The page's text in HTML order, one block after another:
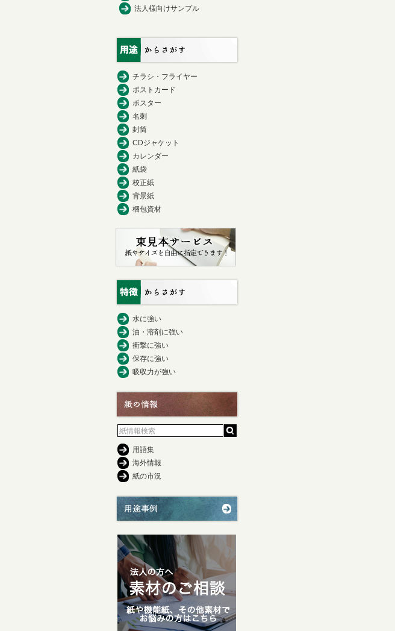
法人様向けサンプル
チラシ・フライヤー
ポストカード
ポスター
名刺
封筒
CDジャケット
カレンダー
紙袋
校正紙
背景紙
梱包資材
水に強い
油・溶剤に強い
衝撃に強い
保存に強い
吸収力が強い
用語集
海外情報
紙の市況